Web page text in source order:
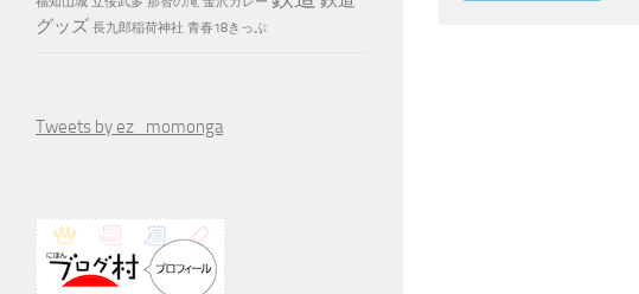
グッズ 長九郎稲荷神社 青春18きっぷ
Tweets by ez_momonga